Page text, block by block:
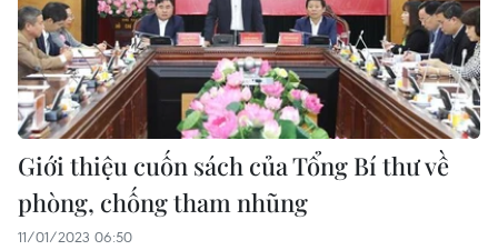
Giới thiệu cuốn sách của Tổng Bí thư về
phòng, chống tham nhũng
11/01/2023 06:50